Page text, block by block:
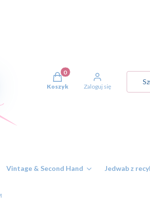
Produkty w koszyku: 0. Zobacz
Koszyk Zaloguj się
Vintage & Second Hand Jedwab z